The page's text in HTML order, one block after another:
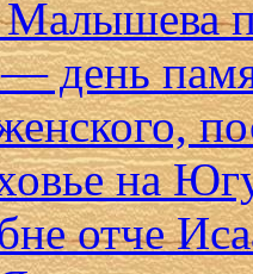
день
на
отче